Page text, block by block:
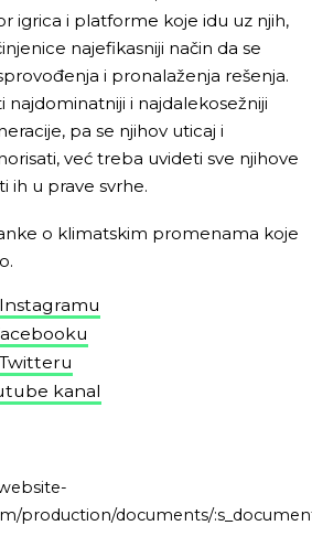
igrica i platforme koje idu uz njih,
najefikasniji način da se
i pronalaženja rešenja.
i najdalekosežniji
pa se njihov uticaj i
već treba uvideti sve njihove
ih u prave svrhe.
o klimatskim promenama koje
Instagramu
Twitteru
kanal
production/documents/